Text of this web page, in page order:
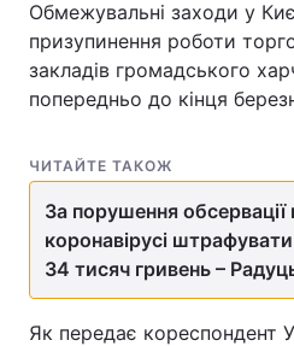
Обмежувальні заходи у
призупинення роботи
закладів громадського
попередньо до кінця
ЧИТАЙТЕ ТАКОЖ
За порушення обсервації
коронавірусі
34 тисяч гривень –
Як передає кореспондент